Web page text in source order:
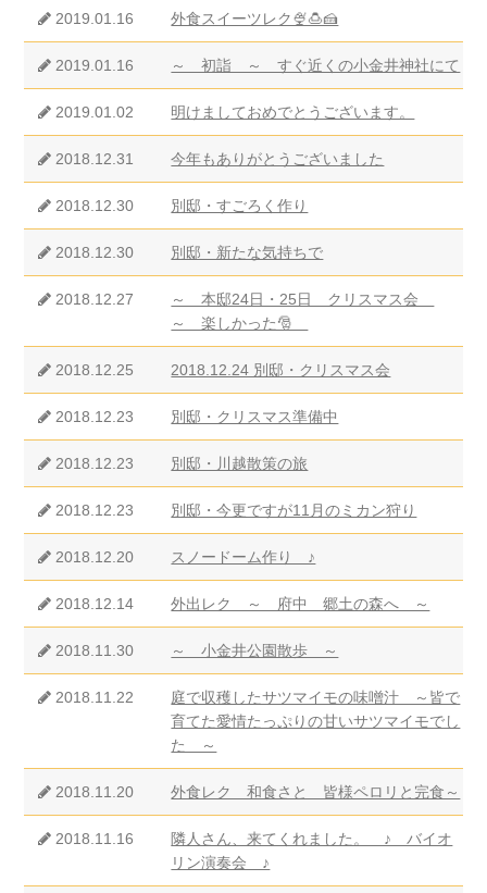
2019.01.16 外食スイーツレク🍨🍮🍰
2019.01.16 ～ 初詣 ～ すぐ近くの小金井神社にて
2019.01.02 明けましておめでとうございます。
2018.12.31 今年もありがとうございました
2018.12.30 別邸・すごろく作り
2018.12.30 別邸・新たな気持ちで
2018.12.27
～ 本邸24日・25日 クリスマス会
～ 楽しかった🎅
2018.12.25 2018.12.24 別邸・クリスマス会
2018.12.23 別邸・クリスマス準備中
2018.12.23 別邸・川越散策の旅
2018.12.23 別邸・今更ですが11月のミカン狩り
2018.12.20 スノードーム作り ♪
2018.12.14 外出レク ～ 府中 郷土の森へ ～
2018.11.30 ～ 小金井公園散歩 ～
2018.11.22
庭で収穫したサツマイモの味噌汁 ～皆で
育てた愛情たっぷりの甘いサツマイモでし
た ～
2018.11.20 外食レク 和食さと 皆様ペロリと完食～
2018.11.16
隣人さん、来てくれました。 ♪ バイオ
リン演奏会 ♪